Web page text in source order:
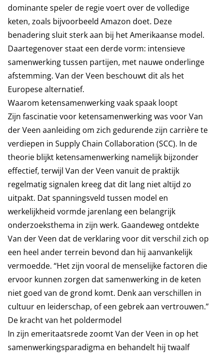
dominante speler de regie voert over de volledige
keten, zoals bijvoorbeeld Amazon doet. Deze
benadering sluit sterk aan bij het Amerikaanse model.
Daartegenover staat een derde vorm: intensieve
samenwerking tussen partijen, met nauwe onderlinge
afstemming. Van der Veen beschouwt dit als het
Europese alternatief.
Waarom ketensamenwerking vaak spaak loopt
Zijn fascinatie voor ketensamenwerking was voor Van
der Veen aanleiding om zich gedurende zijn carrière te
verdiepen in Supply Chain Collaboration (SCC). In de
theorie blijkt ketensamenwerking namelijk bijzonder
effectief, terwijl Van der Veen vanuit de praktijk
regelmatig signalen kreeg dat dit lang niet altijd zo
uitpakt. Dat spanningsveld tussen model en
werkelijkheid vormde jarenlang een belangrijk
onderzoeksthema in zijn werk. Gaandeweg ontdekte
Van der Veen dat de verklaring voor dit verschil zich op
een heel ander terrein bevond dan hij aanvankelijk
vermoedde. “Het zijn vooral de menselijke factoren die
ervoor kunnen zorgen dat samenwerking in de keten
niet goed van de grond komt. Denk aan verschillen in
cultuur en leiderschap, of een gebrek aan vertrouwen.”
De kracht van het poldermodel
In zijn emeritaatsrede zoomt Van der Veen in op het
samenwerkingsparadigma en behandelt hij twaalf